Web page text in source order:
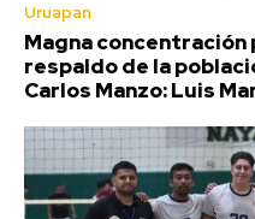
Uruapan
Magna
respaldo de la
Carlos Manzo: Luis